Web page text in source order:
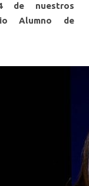
de nuestros
Alumno de